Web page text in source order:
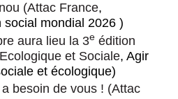
(Attac France,
social mondial 2026 )
aura lieu la 3e édition
et Sociale, Agir
et écologique)
besoin de vous ! (Attac